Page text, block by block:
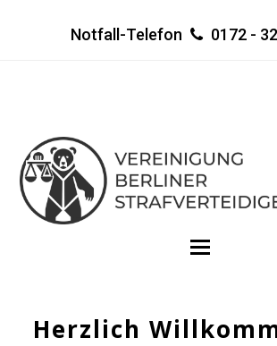
Notfall-Telefon 0172 -
Herzlich